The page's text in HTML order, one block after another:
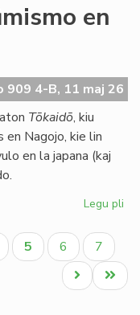
la
en
909 4-B, 11 maj 26
Tōkaidō, kiu
en Nagojo, kie lin
en la japana (kaj
Legu pli
en
Aktuala
paĝo
5 Paĝo
6 Paĝo
7
Last
page
Next
page